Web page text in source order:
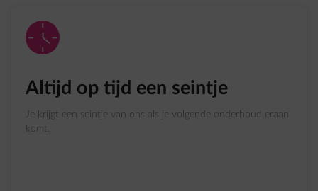
impulse-clock
Altijd op tijd een seintje
Je krijgt een seintje van ons als je volgende onderhoud eraan
komt.